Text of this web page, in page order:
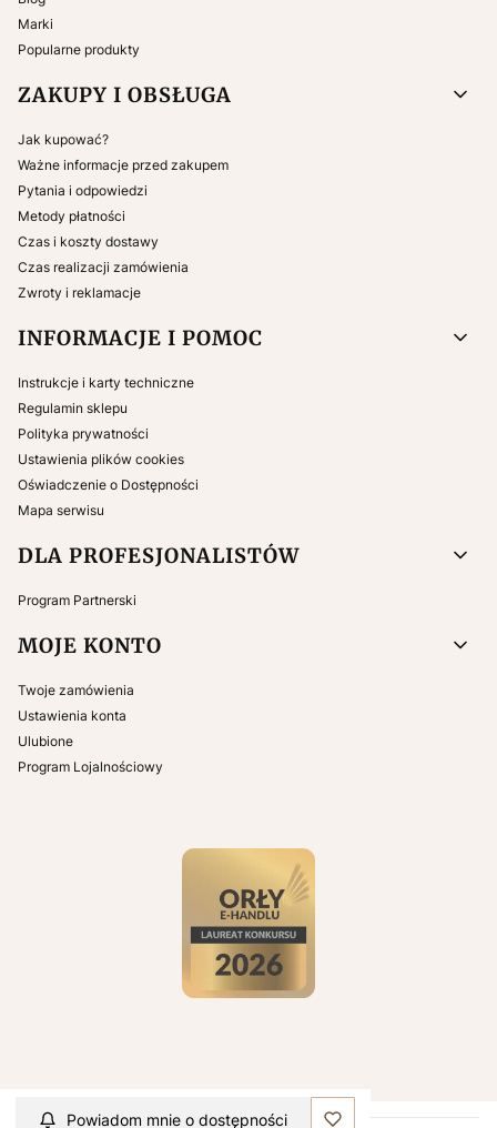
Marki
Popularne produkty
ZAKUPY I OBSŁUGA
Jak kupować?
Ważne informacje przed zakupem
Pytania i odpowiedzi
Metody płatności
Czas i koszty dostawy
Czas realizacji zamówienia
Zwroty i reklamacje
INFORMACJE I POMOC
Instrukcje i karty techniczne
Regulamin sklepu
Polityka prywatności
Ustawienia plików cookies
Oświadczenie o Dostępności
Mapa serwisu
DLA PROFESJONALISTÓW
Program Partnerski
MOJE KONTO
Twoje zamówienia
Ustawienia konta
Ulubione
Program Lojalnościowy
Powiadom mnie o dostępności